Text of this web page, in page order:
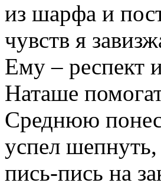
из шарфа и
чувств я
Ему – респект
Наташе
Среднюю
успел шепнуть,
пись-пись на